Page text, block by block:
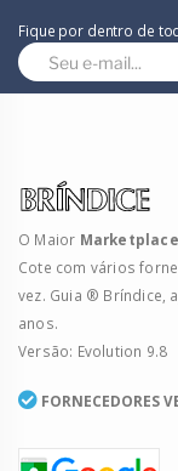
Fique por dentro de
O Maior Marketplace
Cote com vários
vez. Guia ® Bríndice,
anos.
Versão: Evolution 9.8
FORNECEDORES